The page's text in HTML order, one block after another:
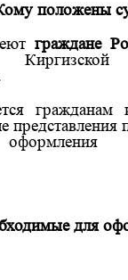
положены
граждане
для